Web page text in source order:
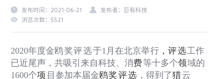
发布时间：2021-06-21
发布者：巨有科技
浏览次数：5521
2020年度金鸥奖评选于1 月在北京举行 ，评选工作
已近尾声，共吸引来自科技、消费 等十多个领域的
1600个项 目参加本届金鸥奖评选 ，得到了猎云